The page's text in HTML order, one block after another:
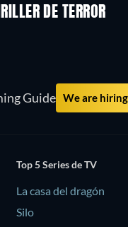
DE TERROR
Guide We are
Top 5 Series de TV
La casa del dragón
Silo